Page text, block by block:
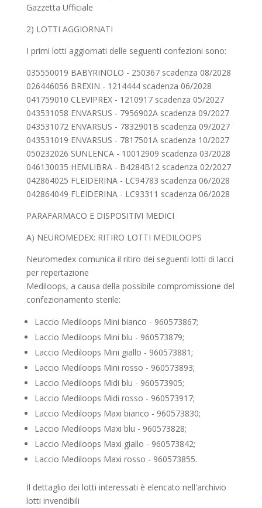
Gazzetta Ufficiale
2) LOTTI AGGIORNATI
I primi lotti aggiornati delle seguenti confezioni sono:
035550019 BABYRINOLO - 250367 scadenza 08/2028
026446056 BREXIN - 1214444 scadenza 06/2028
041759010 CLEVIPREX - 1210917 scadenza 05/2027
043531058 ENVARSUS - 7956902A scadenza 09/2027
043531072 ENVARSUS - 7832901B scadenza 09/2027
043531019 ENVARSUS - 7817501A scadenza 10/2027
050232026 SUNLENCA - 10012909 scadenza 03/2028
046130035 HEMLIBRA - B4284B12 scadenza 02/2027
042864025 FLEIDERINA - LC94783 scadenza 06/2028
042864049 FLEIDERINA - LC93311 scadenza 06/2028
PARAFARMACO E DISPOSITIVI MEDICI
A) NEUROMEDEX: RITIRO LOTTI MEDILOOPS
Neuromedex comunica il ritiro dei seguenti lotti di lacci
per repertazione
Mediloops, a causa della possibile compromissione del
confezionamento sterile:
Laccio Mediloops Mini bianco - 960573867;
Laccio Mediloops Mini blu - 960573879;
Laccio Mediloops Mini giallo - 960573881;
Laccio Mediloops Mini rosso - 960573893;
Laccio Mediloops Midi blu - 960573905;
Laccio Mediloops Midi rosso - 960573917;
Laccio Mediloops Maxi bianco - 960573830;
Laccio Mediloops Maxi blu - 960573828;
Laccio Mediloops Maxi giallo - 960573842;
Laccio Mediloops Maxi rosso - 960573855.
Il dettaglio dei lotti interessati è elencato nell'archivio
lotti invendibili